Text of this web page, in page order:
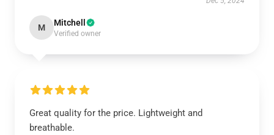
M Mitchell
Verified owner
Great quality for the price. Lightweight and
breathable.